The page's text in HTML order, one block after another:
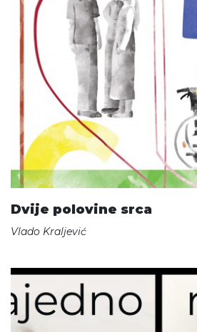
Dvije polovine srca
Vlado Kraljević